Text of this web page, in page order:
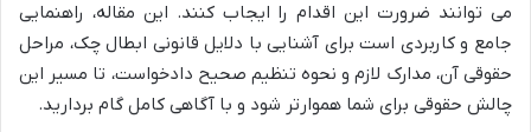
می توانند ضرورت این اقدام را ایجاب کنند. این مقاله، راهنمایی
جامع و کاربردی است برای آشنایی با دلایل قانونی ابطال چک، مراحل
حقوقی آن، مدارک لازم و نحوه تنظیم صحیح دادخواست، تا مسیر این
چالش حقوقی برای شما هموارتر شود و با آگاهی کامل گام بردارید.